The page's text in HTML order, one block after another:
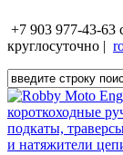
+7 903 977-43-63
круглосуточно |